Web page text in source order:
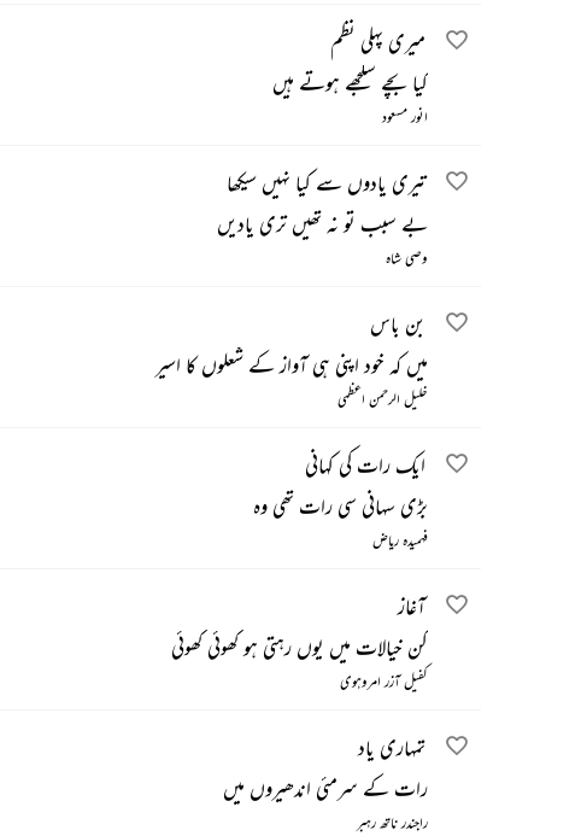
میری پہلی نظم
کیا بچے سلجھے ہوتے ہیں
انور مسعود
تیری یادوں سے کیا نہیں سیکھا
بے سبب تو نہ تھیں تری یادیں
وصی شاہ
بن باس
میں کہ خود اپنی ہی آواز کے شعلوں کا اسیر
خلیل الرحمن اعظمی
ایک رات کی کہانی
بڑی سہانی سی رات تھی وہ
فہمیدہ ریاض
آغاز
کن خیالات میں یوں رہتی ہو کھوئی کھوئی
کفیل آزر امروہوی
تمہاری یاد
رات کے سرمئی اندھیروں میں
راجندر ناتھ رہبر